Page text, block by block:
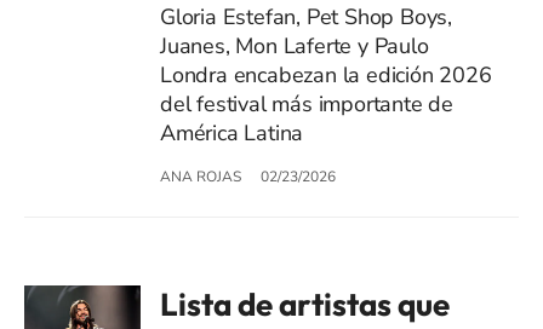
Gloria Estefan, Pet Shop Boys,
Juanes, Mon Laferte y Paulo
Londra encabezan la edición 2026
del festival más importante de
América Latina
ANA ROJAS 02/23/2026
Lista de artistas que